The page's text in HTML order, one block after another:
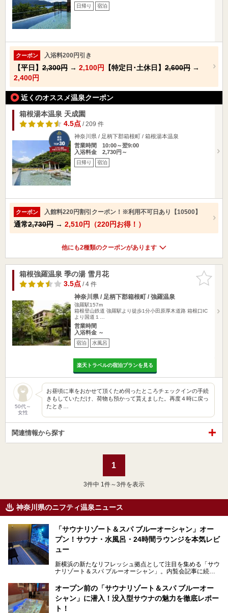
日帰り 宿泊
クーポン 入浴料200円引き
【平日】 2,300円 → 2,100円 【特定日･土休日】 2,600円 →
2,400円
近くのオススメ温泉クーポン
箱根湯本温泉 天成園
4.5点/ 209 件
神奈川県 / 足柄下郡箱根町 / 箱根湯本温泉
営業時間 10:00～翌9:00
入浴料金 2,730円～
日帰り 宿泊
クーポン 入館料220円割引クーポン！※利用不可日あり【10500】
通常2,730円 → 2,510円（220円お得！）
他にも2種類のクーポンがあります
お気に入
りに追加
箱根強羅温泉 季の湯 雪月花
3.5点/ 4 件
神奈川県 / 足柄下郡箱根町 / 強羅温泉
強羅駅157m
箱根登山鉄道 強羅駅より徒歩1分小田原厚木道路 箱根口IC
より国道１…
営業時間
入浴料金 ～
宿泊 水風呂
楽天トラベルの宿泊プランを見る
50代～
女性
お昼頃に車をおかせて頂くため伺ったところチェックインの手続
きもしていただけ、荷物も預かって貰えました。再度４時に戻っ
たとき…
関連情報から探す
1
3件中 1件～3件を表示
神奈川県のニフティ温泉ニュース
「サウナリゾート＆スパ ブルーオーシャン」オー
プン！サウナ・水風呂・24時間ラウンジを本気レビ
ュー
新横浜の新たなリフレッシュ拠点として注目を集める「サウ
ナリゾート＆スパ ブルーオーシャン」。内覧会記事に続
す。サウナや水風呂の気持ちよさはもちろん、リラックスス
ペースの過ごしやすさまで徹底チェック。新横浜エリアで日
常の疲れをリセットしたい人、ライブやスポーツ観戦遠征組
は必見です。
オープン前の「サウナリゾート＆スパ ブルーオー
シャン」に潜入！没入型サウナの魅力を徹底レポー
ト！